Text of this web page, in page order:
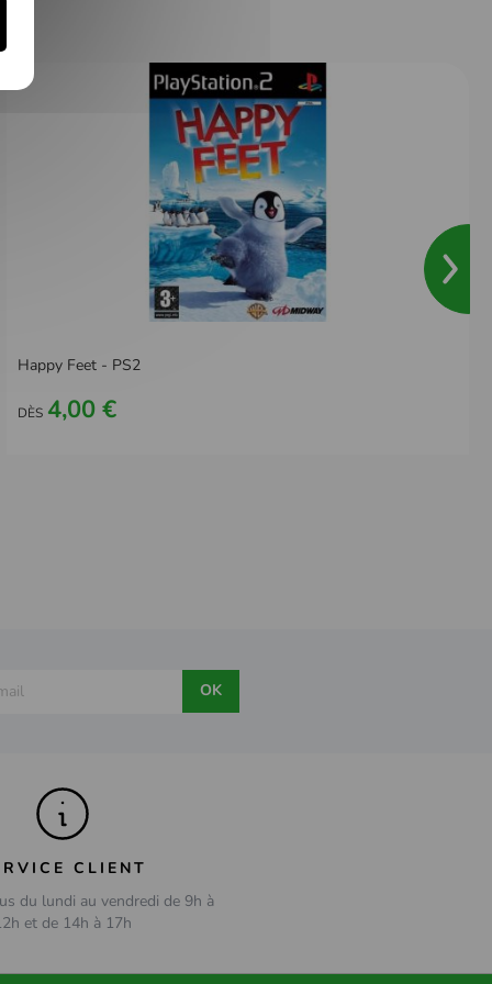
Happy Feet - PS2
DÈS 4,00 €
OK
CLIENT
du lundi au vendredi de 9h à
et de 14h à 17h